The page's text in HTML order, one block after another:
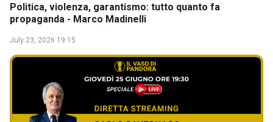
Politica, violenza, garantismo: tutto quanto fa
propaganda - Marco Madinelli
July 23, 2026 19:15